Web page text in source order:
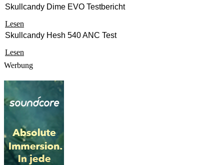
Skullcandy Dime EVO Testbericht
Lesen
Skullcandy Hesh 540 ANC Test
Lesen
Werbung